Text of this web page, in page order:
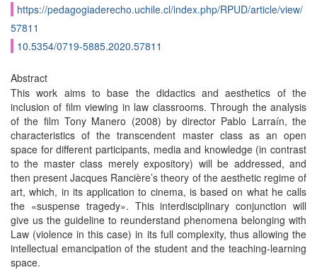
https://pedagogiaderecho.uchile.cl/index.php/RPUD/article/view/
57811
10.5354/0719-5885.2020.57811
Abstract
This work aims to base the didactics and aesthetics of the
inclusion of film viewing in law classrooms. Through the analysis
of the film Tony Manero (2008) by director Pablo Larraín, the
characteristics of the transcendent master class as an open
space for different participants, media and knowledge (in contrast
to the master class merely expository) will be addressed, and
then present Jacques Rancière’s theory of the aesthetic regime of
art, which, in its application to cinema, is based on what he calls
the «suspense tragedy». This interdisciplinary conjunction will
give us the guideline to reunderstand phenomena belonging with
Law (violence in this case) in its full complexity, thus allowing the
intellectual emancipation of the student and the teaching-learning
space.